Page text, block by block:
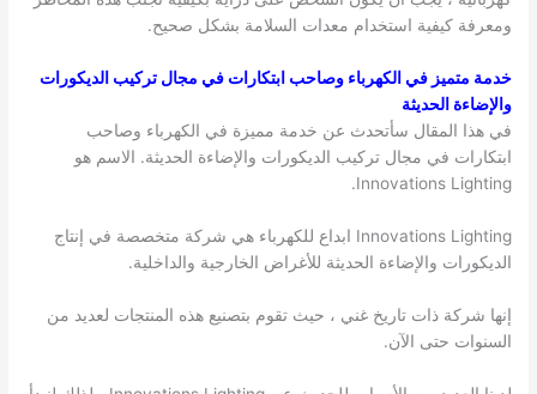
ومعرفة كيفية استخدام معدات السلامة بشكل صحيح.
خدمة متميز في الكهرباء وصاحب ابتكارات في مجال تركيب الديكورات
والإضاءة الحديثة
في هذا المقال سأتحدث عن خدمة مميزة في الكهرباء وصاحب
ابتكارات في مجال تركيب الديكورات والإضاءة الحديثة. الاسم هو
Innovations Lighting.
Innovations Lighting ابداع للكهرباء هي شركة متخصصة في إنتاج
الديكورات والإضاءة الحديثة للأغراض الخارجية والداخلية.
إنها شركة ذات تاريخ غني ، حيث تقوم بتصنيع هذه المنتجات لعديد من
السنوات حتى الآن.